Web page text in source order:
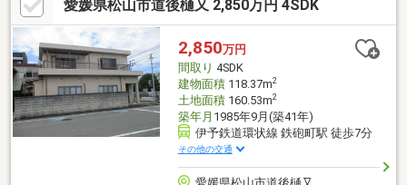
愛媛県松山市道後樋又 2,850万円 4SDK
2,850万円
間取り 4SDK
建物面積118.37m2
土地面積160.53m2
築年月 1985年9月(築41年)
伊予鉄道環状線 鉄砲町駅 徒歩7分
その他の交通